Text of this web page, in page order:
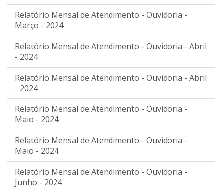
Relatório Mensal de Atendimento - Ouvidoria -
Março - 2024
Relatório Mensal de Atendimento - Ouvidoria - Abril
- 2024
Relatório Mensal de Atendimento - Ouvidoria - Abril
- 2024
Relatório Mensal de Atendimento - Ouvidoria -
Maio - 2024
Relatório Mensal de Atendimento - Ouvidoria -
Maio - 2024
Relatório Mensal de Atendimento - Ouvidoria -
Junho - 2024